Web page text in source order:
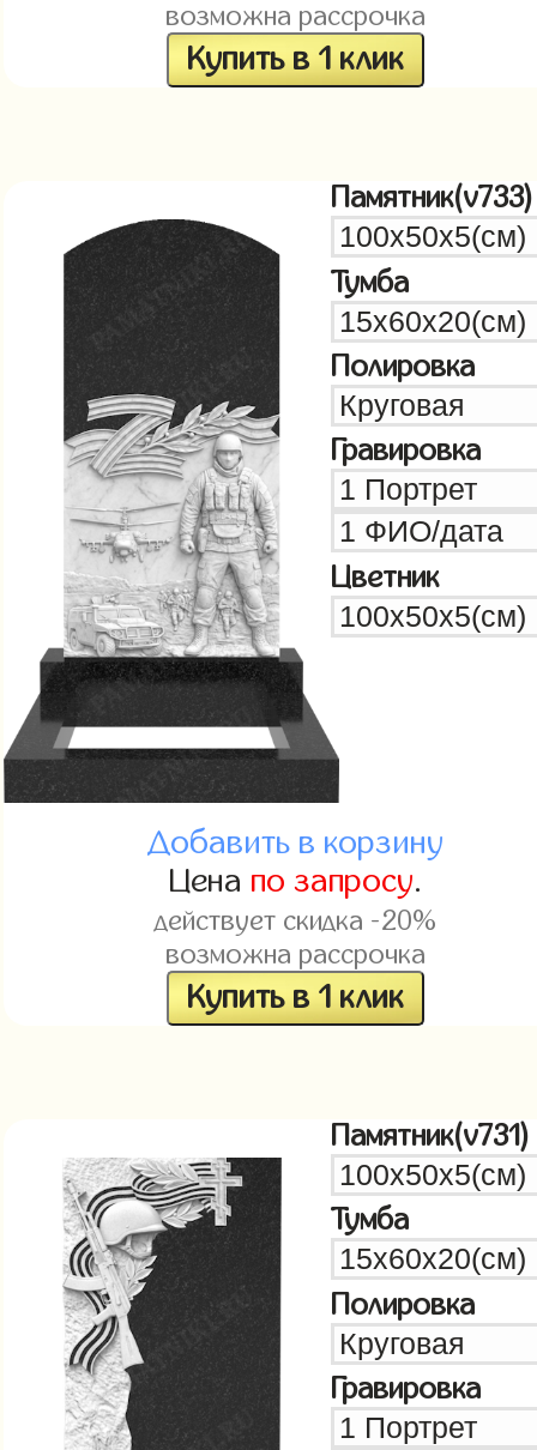
возможна рассрочка
Купить в 1 клик
Памятник(v733)
Тумба
Полировка
Гравировка
Цветник
Добавить в корзину
Цена по запросу.
действует скидка -20%
возможна рассрочка
Купить в 1 клик
Памятник(v731)
Тумба
Полировка
Гравировка